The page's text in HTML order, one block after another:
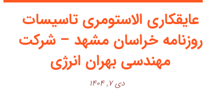
عایقکاری الاستومری تاسیسات
روزنامه خراسان مشهد – شرکت
مهندسی بهران انرژی
دی ۷, ۱۴۰۴